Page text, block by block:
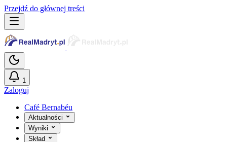
Przejdź do głównej treści
1
Zaloguj
Café Bernabéu
Aktualności
Wyniki
Skład